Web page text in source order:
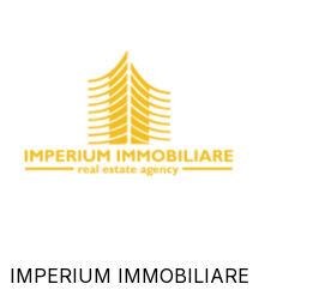
IMPERIUM IMMOBILIARE